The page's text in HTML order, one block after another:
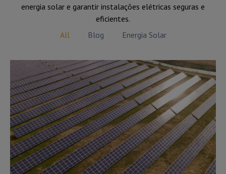
energia solar e garantir instalações elétricas seguras e
eficientes.
All
Blog Energia Solar